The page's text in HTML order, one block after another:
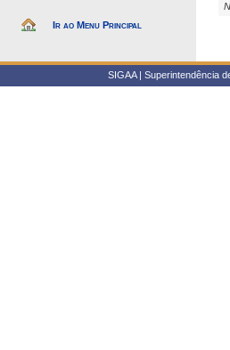
Ir ao Menu Principal
SIGAA | Superintendência